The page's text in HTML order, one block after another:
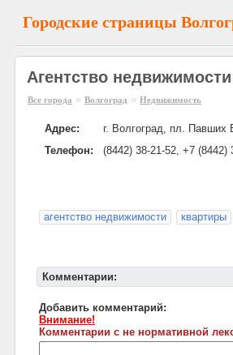
Городские страницы
Агентство
Все города » Волгоград » Недвижимость
Адрес:
г. Волгоград, пл.
Телефон:
(8442) 38-21-52, +7 (8442)
агентство недвижимости квартиры
Комментарии:
Добавить комментарий:
Внимание!
Комментарии с не нормативной